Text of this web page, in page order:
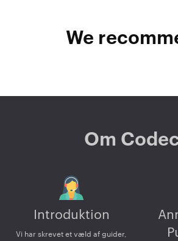
We
Om
Introduktion
Vi har skrevet et væld af guider,